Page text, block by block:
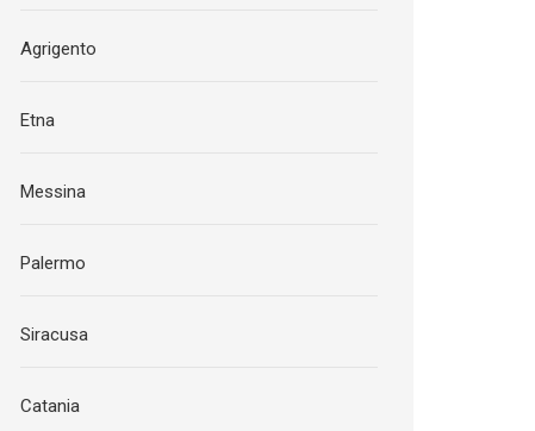
Agrigento
Etna
Messina
Palermo
Siracusa
Catania